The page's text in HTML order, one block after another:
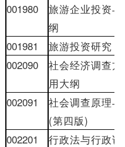
001980
旅游企业投资
纲
001981
旅游投资研究
002090
社会经济调查
用大纲
002091
社会调查原理
(第四版)
002201
行政法与行政